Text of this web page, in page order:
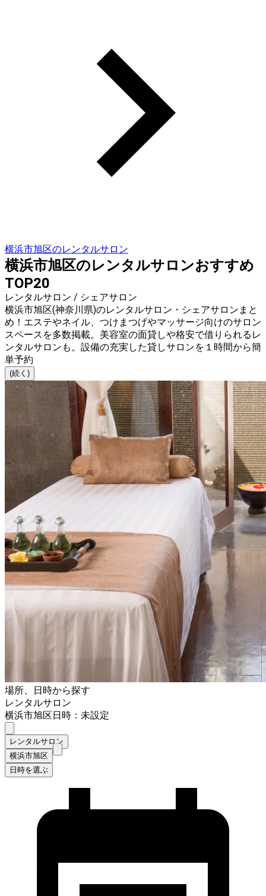
横浜市旭区のレンタルサロン
横浜市旭区のレンタルサロンおすすめ
TOP20
レンタルサロン / シェアサロン
横浜市旭区(神奈川県)のレンタルサロン・シェアサロンまと
め！エステやネイル、つけまつげやマッサージ向けのサロン
スペースを多数掲載。美容室の面貸しや格安で借りられるレ
ンタルサロンも。設備の充実した貸しサロンを１時間から簡
単予約
(続く)
場所、日時から探す
レンタルサロン
横浜市旭区日時：未設定
レンタルサロン
横浜市旭区
日時を選ぶ